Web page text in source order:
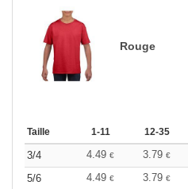
Rouge
Taille 1-11 12-35
3/4 4.49 € 3.79 €
5/6
4.49 € 3.79 €